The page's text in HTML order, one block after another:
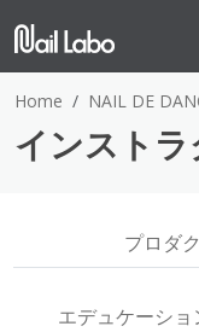
Home NAIL DE
インスト
プロダ
エデュケーショ